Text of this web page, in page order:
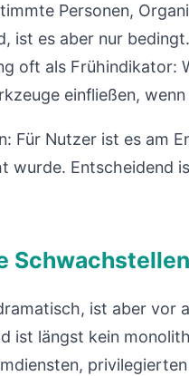
Personen,
ist es aber nur
oft als Frühindikator:
einfließen,
Für Nutzer ist es am
wurde. Entscheidend
ist aber vor
ist längst kein